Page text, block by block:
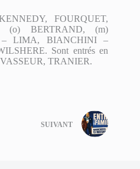
FOURQUET,
BERTRAND, (m)
– LIMA, BIANCHINI –
Sont entrés en
TRANIER.
SUIVANT